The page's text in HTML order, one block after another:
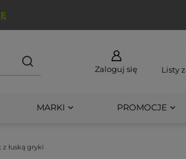
produktu
Zaloguj się Listy
MARKI PROMOCJE
z łuską gryki